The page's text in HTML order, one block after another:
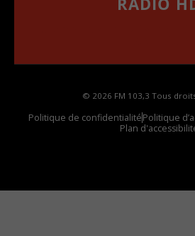
© 2026 FM 103,3 Tous
Politique de confidentialitéPolitique
Plan